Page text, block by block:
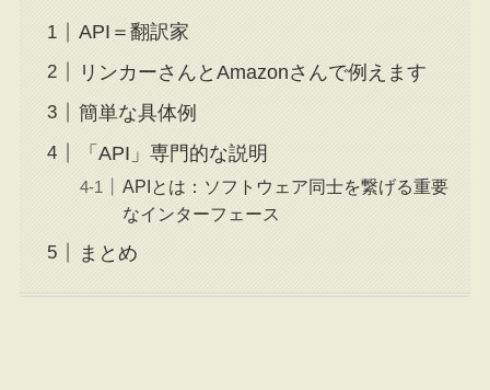
API＝翻訳家
リンカーさんとAmazonさんで例えます
簡単な具体例
「API」専門的な説明
APIとは：ソフトウェア同士を繋げる重要
なインターフェース
まとめ